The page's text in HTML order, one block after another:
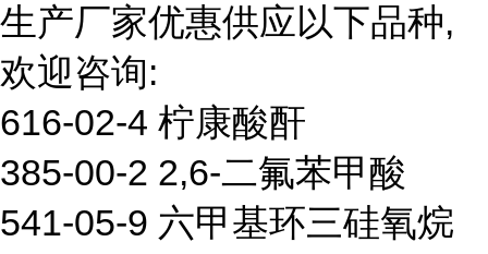
生产厂家优惠供应以下品种,
欢迎咨询:
616-02-4 柠康酸酐
385-00-2 2,6-二氟苯甲酸
541-05-9 六甲基环三硅氧烷